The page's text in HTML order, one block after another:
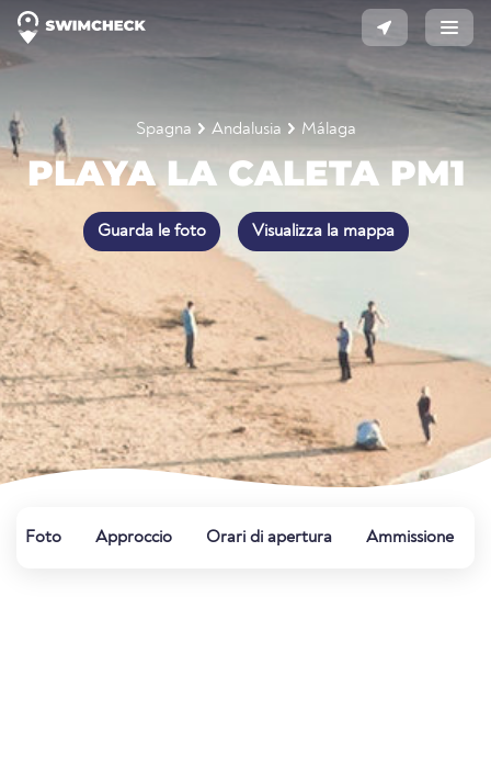
Spagna Andalusia Málaga
PLAYA LA CALETA PM1
Guarda le foto Visualizza la mappa
Foto Approccio Orari di apertura Ammissione